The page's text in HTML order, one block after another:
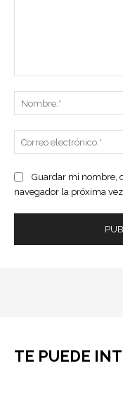
Guardar mi nombre,
navegador la próxima
TE PUEDE